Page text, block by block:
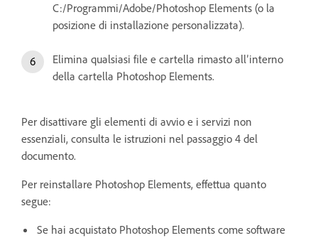
C:/Programmi/Adobe/Photoshop Elements (o la
posizione di installazione personalizzata).
Elimina qualsiasi file e cartella rimasto all’interno
della cartella Photoshop Elements.
Per disattivare gli elementi di avvio e i servizi non
essenziali, consulta le istruzioni nel passaggio 4 del
documento.
Per reinstallare Photoshop Elements, effettua quanto
segue:
Se hai acquistato Photoshop Elements come software